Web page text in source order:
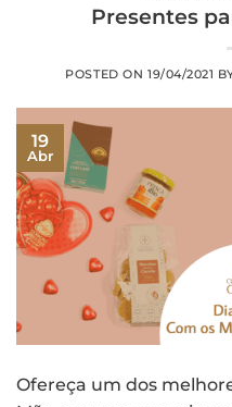
Presentes
POSTED ON 19/04/2021
19
Abr
Ofereça um dos